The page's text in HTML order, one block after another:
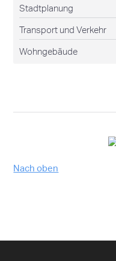
Stadtplanung
Transport und Verkehr
Wohngebäude
Nach oben